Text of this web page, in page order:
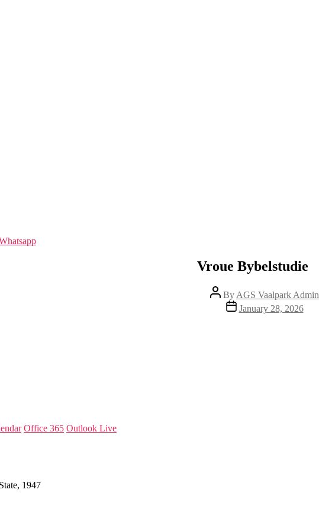
Vroue Bybelstudie
Post
author
By AGS Vaalpark Admin
Post
date
January 28, 2026
Office 365 Outlook Live
1947